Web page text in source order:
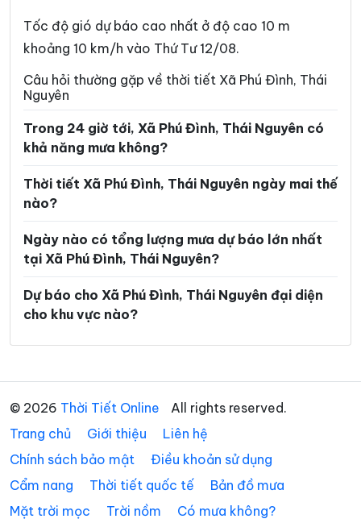
Xã La Hiên Xã Lam Vỹ
Xã Nà Phặc Xã Na Rì
Xã Nam Cường Xã Nam Hòa
Xã Nghiên Loan
Xã Phong Quang Xã Phú Bình
Xã Phú Lạc
Xã Phú Thịnh Xã Phủ Thông
Xã Phú Xuyên Xã Phúc Lộc
Xã Phượng Tiến Xã Quân Chu
Xã Tân Khánh Xã Tân Kỳ
Xã Tân Thành Xã Thần Sa
Xã Thành Công Xã Thanh Mai
Xã Thanh Thịnh Xã Thượng Minh
Tốc độ gió dự báo cao nhất ở độ cao 10 m
khoảng 10 km/h vào Thứ Tư 12/08.
Câu hỏi thường gặp về thời tiết Xã Phú Đình, Thái
Nguyên
Trong 24 giờ tới, Xã Phú Đình, Thái Nguyên có
khả năng mưa không?
Thời tiết Xã Phú Đình, Thái Nguyên ngày mai thế
nào?
Ngày nào có tổng lượng mưa dự báo lớn nhất
tại Xã Phú Đình, Thái Nguyên?
Dự báo cho Xã Phú Đình, Thái Nguyên đại diện
cho khu vực nào?
© 2026 Thời Tiết Online
All rights reserved.
Trang chủ
Giới thiệu
Liên hệ
Chính sách bảo mật
Điều khoản sử dụng
Cẩm nang
Thời tiết quốc tế
Bản đồ mưa
Mặt trời mọc
Trời nồm Có mưa không?